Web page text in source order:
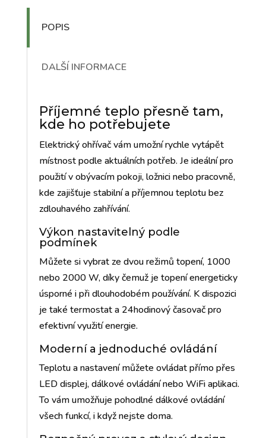
POPIS
DALŠÍ INFORMACE
Příjemné teplo přesně tam,
kde ho potřebujete
Elektrický ohřívač vám umožní rychle vytápět
místnost podle aktuálních potřeb. Je ideální pro
použití v obývacím pokoji, ložnici nebo pracovně,
kde zajišťuje stabilní a příjemnou teplotu bez
zdlouhavého zahřívání.
Výkon nastavitelný podle
podmínek
Můžete si vybrat ze dvou režimů topení, 1000
nebo 2000 W, díky čemuž je topení energeticky
úsporné i při dlouhodobém používání. K dispozici
je také termostat a 24hodinový časovač pro
efektivní využití energie.
Moderní a jednoduché ovládání
Teplotu a nastavení můžete ovládat přímo přes
LED displej, dálkové ovládání nebo WiFi aplikaci.
To vám umožňuje pohodlné dálkové ovládání
všech funkcí, i když nejste doma.